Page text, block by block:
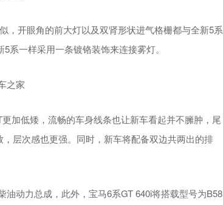
开眼角的前大灯以及双肾形状进气格栅都与全新5系
系一样采用一条镀铬装饰来连接雾灯。
低矮，流畅的车身线条也让新车看起并不臃肿，尾
层次感也更强。同时，新车将配备双边共两出的排
动力总成，此外，宝马6系GT 640i将搭载型号为B58